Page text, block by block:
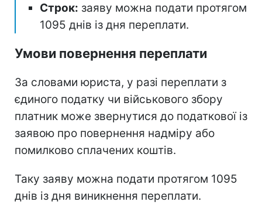
Строк: заяву можна подати протягом
1095 днів із дня переплати.
Умови повернення переплати
За словами юриста, у разі переплати з
єдиного податку чи військового збору
платник може звернутися до податкової із
заявою про повернення надміру або
помилково сплачених коштів.
Таку заяву можна подати протягом 1095
днів із дня виникнення переплати.